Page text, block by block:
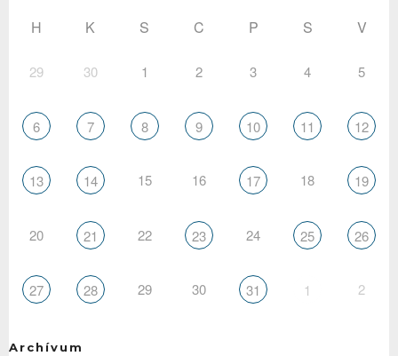
H K S C P S V
29 30 1 2 3 4 5
6 7 8 9 10 11 12
13 14 15 16 17 18 19
20 21 22 23 24 25 26
27 28 29 30 31 1 2
Archívum